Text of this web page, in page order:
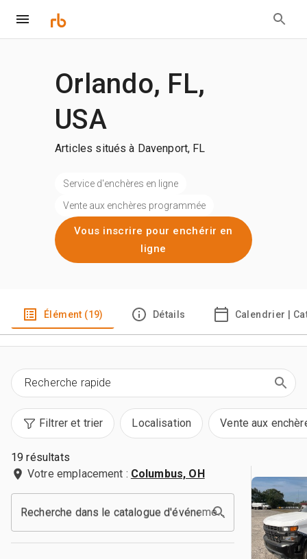
Orlando, FL,
USA
Articles situés à Davenport, FL
Service d'enchères en ligne
Vente aux enchères programmée
Vous inscrire pour enchérir en
ligne
Élément (19) Détails Calendrier |
Filtrer et trier Localisation Vente aux
19 résultats
Votre emplacement : Columbus, OH
Recherche dans le catalogue d'événements